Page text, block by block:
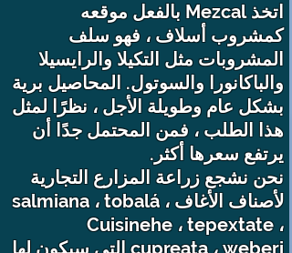
اتخذ Mezcal بالفعل موقعه
كمشروب أسلاف ، فهو سلف
المشروبات مثل التكيلا والرايسيلا
والباكانورا والسوتول. المحاصيل برية
بشكل عام وطويلة الأجل ، نظرًا لمثل
هذا الطلب ، فمن المحتمل جدًا أن
يرتفع سعرها أكثر.
نحن نشجع زراعة المزارع التجارية
لأصناف الأغاف salmiana ، tobalá ،
Cuisinehe ، tepextate ،
cupreata ، weberi التي سيكون لها